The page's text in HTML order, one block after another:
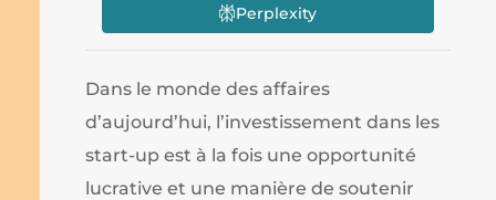
Perplexity
Dans le monde des affaires
d’aujourd’hui, l’investissement dans les
start-up est à la fois une opportunité
lucrative et une manière de soutenir